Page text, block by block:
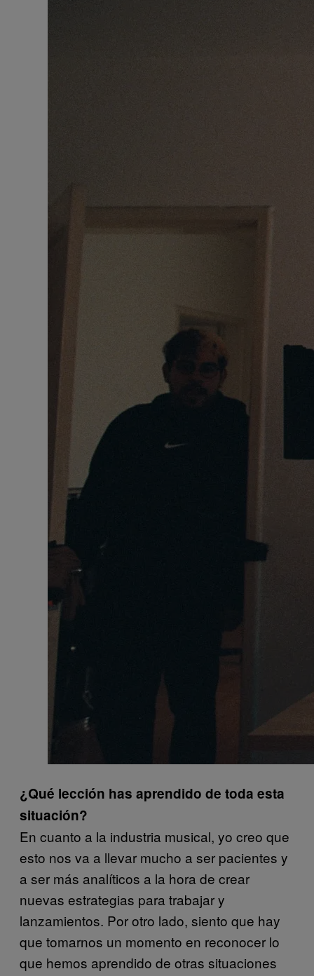
¿Qué lección has aprendido de toda esta
situación?
En cuanto a la industria musical, yo creo que
esto nos va a llevar mucho a ser pacientes y
a ser más analíticos a la hora de crear
nuevas estrategias para trabajar y
lanzamientos. Por otro lado, siento que hay
que tomarnos un momento en reconocer lo
que hemos aprendido de otras situaciones